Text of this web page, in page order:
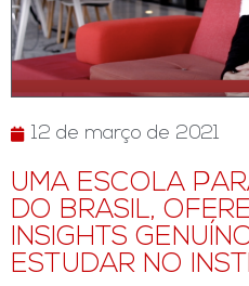
12 de março de 2021
UMA ESCOLA
DO BRASIL,
INSIGHTS
ESTUDAR NO